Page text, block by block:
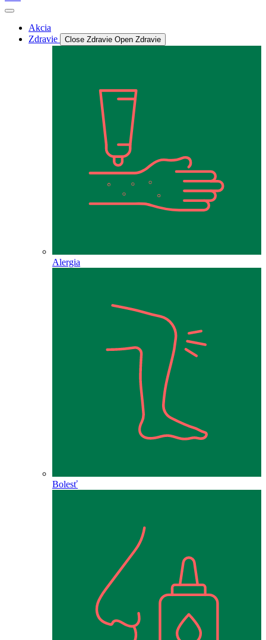
Akcia
Zdravie
Close Zdravie Open Zdravie
Alergia
Bolesť